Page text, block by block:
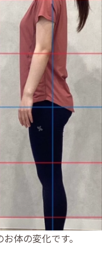
体の変化です。